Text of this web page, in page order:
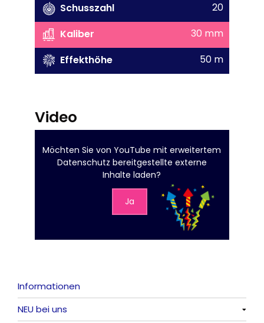
Schusszahl
20
Kaliber
30 mm
Effekthöhe
50 m
Video
Möchten Sie vonYouTube mit erweitertem
Datenschutz bereitgestellte externe
Inhalte laden?
Ja
Informationen
NEU bei uns